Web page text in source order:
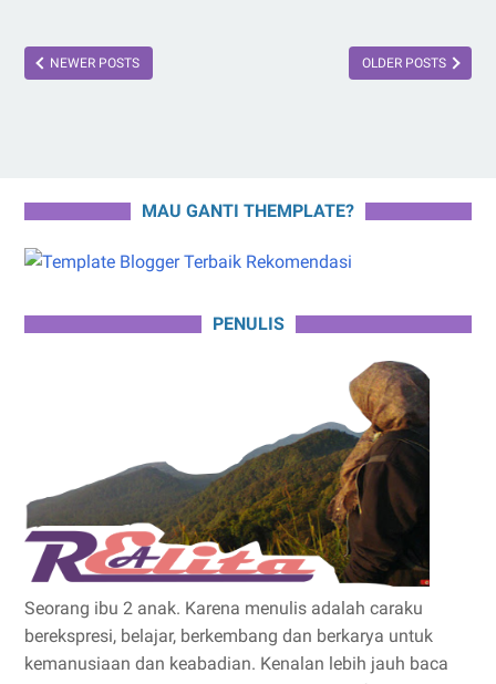
NEWER POSTS OLDER POSTS
MAU GANTI THEMPLATE?
PENULIS
Seorang ibu 2 anak. Karena menulis adalah caraku
berekspresi, belajar, berkembang dan berkarya untuk
kemanusiaan dan keabadian. Kenalan lebih jauh baca